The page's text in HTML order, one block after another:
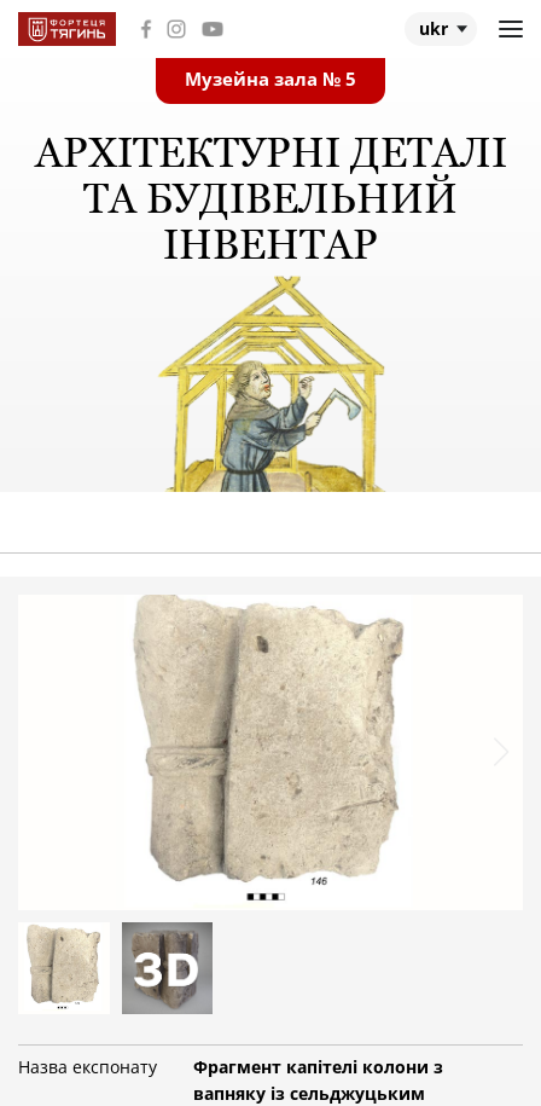
Головна
Музейні зали
Про Тягинь
Про експедицію
Дослідження
ukr
Музейна зала № 5
АРХІТЕКТУРНІ ДЕТАЛІ
ТА БУДІВЕЛЬНИЙ
ІНВЕНТАР
Назва експонату
Фрагмент капітелі колони з
вапняку із сельджуцьким